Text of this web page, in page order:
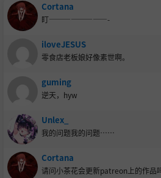
Cortana
盯————————-
iloveJESUS
零食店老板娘好像素世啊。
guming
逆天，hyw
Unlex_
我的问题我的问题……
Cortana
请问小茶花会更新patreon上的作